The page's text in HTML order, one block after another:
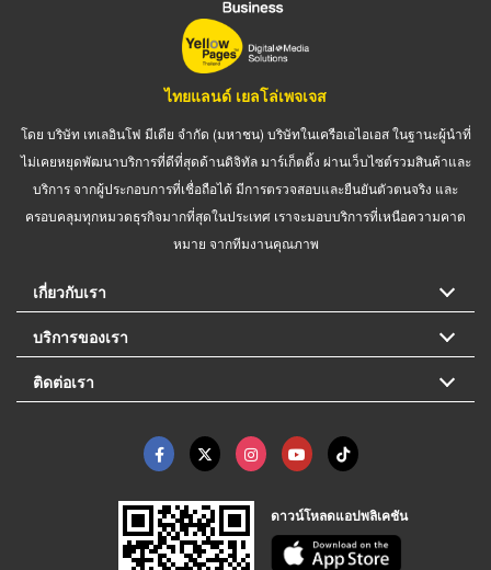
ไทยแลนด์ เยลโล่เพจเจส
โดย บริษัท เทเลอินโฟ มีเดีย จำกัด (มหาชน) บริษัทในเครือเอไอเอส ในฐานะผู้นำที่
ไม่เคยหยุดพัฒนาบริการที่ดีที่สุดด้านดิจิทัล มาร์เก็ตติ้ง ผ่านเว็บไซต์รวมสินค้าและ
บริการ จากผู้ประกอบการที่เชื่อถือได้ มีการตรวจสอบและยืนยันตัวตนจริง และ
ครอบคลุมทุกหมวดธุรกิจมากที่สุดในประเทศ เราจะมอบบริการที่เหนือความคาด
หมาย จากทีมงานคุณภาพ
เกี่ยวกับเรา
บริการของเรา
ติดต่อเรา
ดาวน์โหลดแอปพลิเคชัน